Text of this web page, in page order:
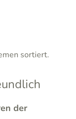
sortiert.
der